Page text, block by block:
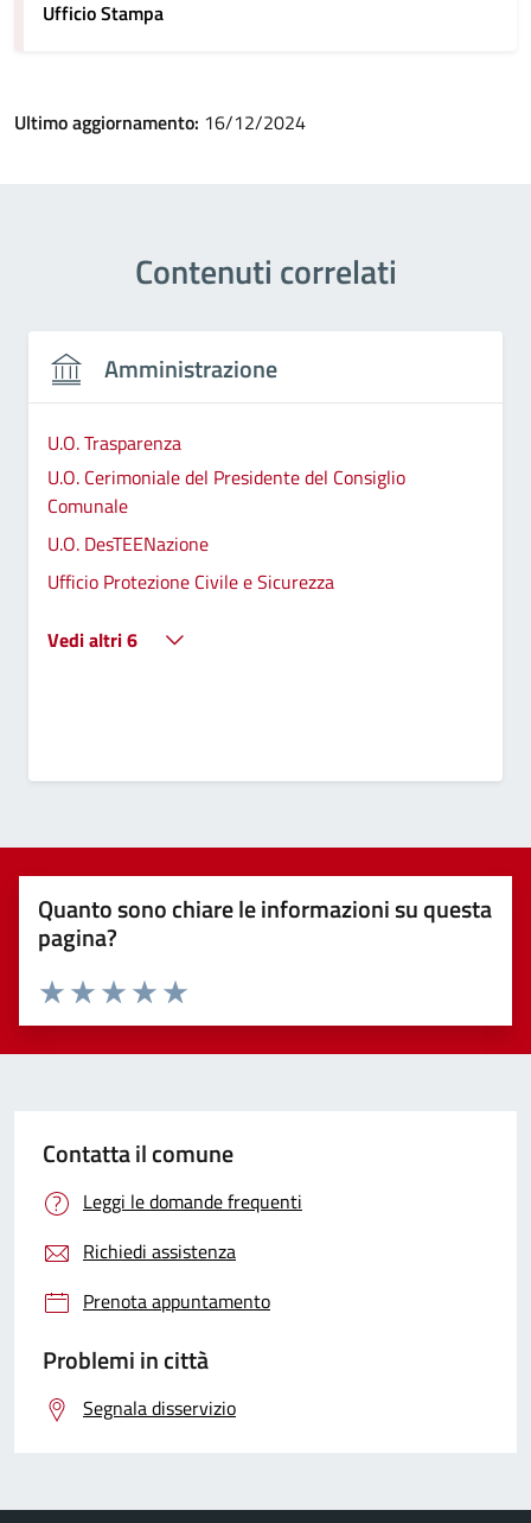
Ufficio Stampa
Ultimo aggiornamento: 16/12/2024
Contenuti correlati
Amministrazione
U.O. Trasparenza
U.O. Cerimoniale del Presidente del Consiglio
Comunale
U.O. DesTEENazione
Ufficio Protezione Civile e Sicurezza
Vedi altri 6
Quanto sono chiare le informazioni su questa
pagina?
Valuta 5 stelle su 5
Valuta 4 stelle su 5
Valuta 3 stelle su 5
Valuta 2 stelle su 5
Valuta 1 stelle su 5
Contatta il comune
Leggi le domande frequenti
Richiedi assistenza
Prenota appuntamento
Problemi in città
Segnala disservizio